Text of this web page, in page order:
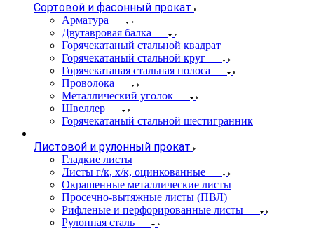
Сортовой и фасонный прокат
Арматура
Двутавровая балка
Горячекатаный стальной квадрат
Горячекатаный стальной круг
Горячекатаная стальная полоса
Проволока
Металлический уголок
Швеллер
Горячекатаный стальной шестигранник
Листовой и рулонный прокат
Гладкие листы
Листы г/к, х/к, оцинкованные
Окрашенные металлические листы
Просечно-вытяжные листы (ПВЛ)
Рифленые и перфорированные листы
Рулонная сталь